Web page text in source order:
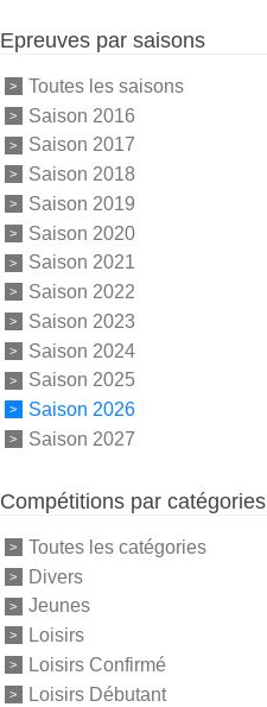
Epreuves par saisons
Toutes les saisons
Saison 2016
Saison 2017
Saison 2018
Saison 2019
Saison 2020
Saison 2021
Saison 2022
Saison 2023
Saison 2024
Saison 2025
Saison 2026
Saison 2027
Compétitions par catégories
Toutes les catégories
Divers
Jeunes
Loisirs
Loisirs Confirmé
Loisirs Débutant